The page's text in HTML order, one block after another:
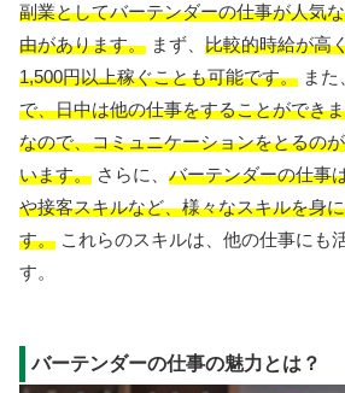
副業としてバーテンダーの仕事が人気
由があります。 まず、 比較的時給が高
1,500円以上稼ぐことも可能です。 また
で、日中は他の仕事をすることができ
なので、コミュニケーションをとるの
います。 さらに、 バーテンダーの仕事
や接客スキルなど、様々なスキルを身
す。 これらのスキルは、他の仕事にも
す。
バーテンダーの仕事の魅力とは？